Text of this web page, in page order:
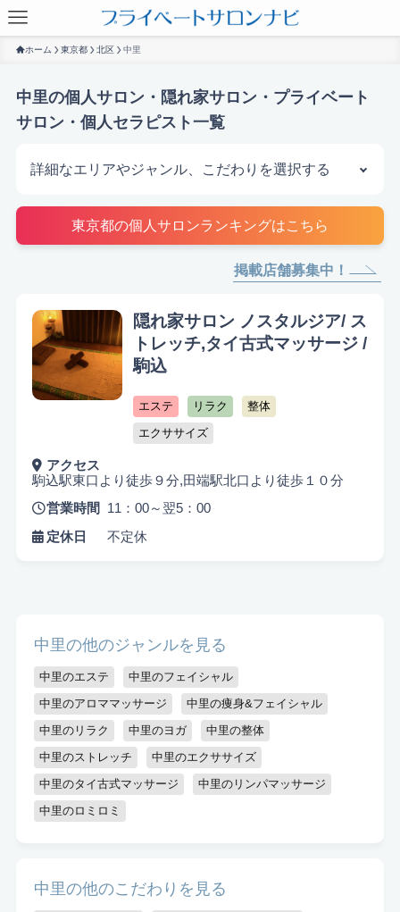
ホーム 東京都 北区 中里
中里の個人サロン・隠れ家サロン・プライベート
サロン・個人セラピスト一覧
詳細なエリアやジャンル、こだわりを選択する
サロンを探す
こだわり検索
当日受付OK 都度払いOK 駅から徒歩10分以内
お子様同伴可 男性可 駐車場あり
アメニティまたはコスメ充実 出張可能
キッズスペースあり
東京都の個人サロンランキングはこちら
掲載店舗募集中！
隠れ家サロン ノスタルジア/ ス
トレッチ,タイ古式マッサージ /
駒込
エステ リラク
整体
エクササイズ
アクセス
駒込駅東口より徒歩９分,田端駅北口より徒歩１０分
営業時間
11：00～翌5：00
定休日
不定休
中里の他のジャンルを見る
中里のエステ
中里のフェイシャル
中里のアロママッサージ
中里の痩身&フェイシャル
中里のリラク
中里のヨガ
中里の整体
中里のストレッチ
中里のエクササイズ
中里のタイ古式マッサージ
中里のリンパマッサージ
中里のロミロミ
中里の他のこだわりを見る